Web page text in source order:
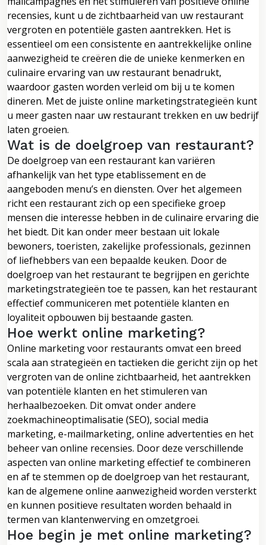
recensies, kunt u de zichtbaarheid van uw restaurant
vergroten en potentiële gasten aantrekken. Het is
essentieel om een consistente en aantrekkelijke online
aanwezigheid te creëren die de unieke kenmerken en
culinaire ervaring van uw restaurant benadrukt,
waardoor gasten worden verleid om bij u te komen
dineren. Met de juiste online marketingstrategieën kunt
u meer gasten naar uw restaurant trekken en uw bedrijf
laten groeien.
Wat is de doelgroep van restaurant?
De doelgroep van een restaurant kan variëren
afhankelijk van het type etablissement en de
aangeboden menu’s en diensten. Over het algemeen
richt een restaurant zich op een specifieke groep
mensen die interesse hebben in de culinaire ervaring die
het biedt. Dit kan onder meer bestaan uit lokale
bewoners, toeristen, zakelijke professionals, gezinnen
of liefhebbers van een bepaalde keuken. Door de
doelgroep van het restaurant te begrijpen en gerichte
marketingstrategieën toe te passen, kan het restaurant
effectief communiceren met potentiële klanten en
loyaliteit opbouwen bij bestaande gasten.
Hoe werkt online marketing?
Online marketing voor restaurants omvat een breed
scala aan strategieën en tactieken die gericht zijn op het
vergroten van de online zichtbaarheid, het aantrekken
van potentiële klanten en het stimuleren van
herhaalbezoeken. Dit omvat onder andere
zoekmachineoptimalisatie (SEO), social media
marketing, e-mailmarketing, online advertenties en het
beheer van online recensies. Door deze verschillende
aspecten van online marketing effectief te combineren
en af te stemmen op de doelgroep van het restaurant,
kan de algemene online aanwezigheid worden versterkt
en kunnen positieve resultaten worden behaald in
termen van klantenwerving en omzetgroei.
Hoe begin je met online marketing?